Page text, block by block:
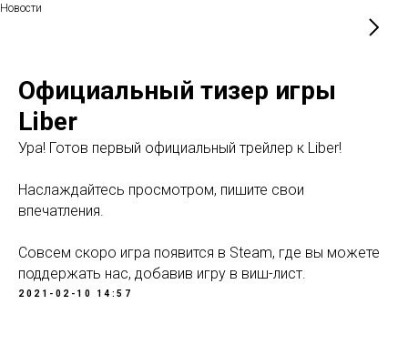
Новости
Официальный тизер игры
Liber
Ура! Готов первый официальный трейлер к Liber!
Наслаждайтесь просмотром, пишите свои
впечатления.
Совсем скоро игра появится в Steam, где вы можете
поддержать нас, добавив игру в виш-лист.
2021-02-10 14:57